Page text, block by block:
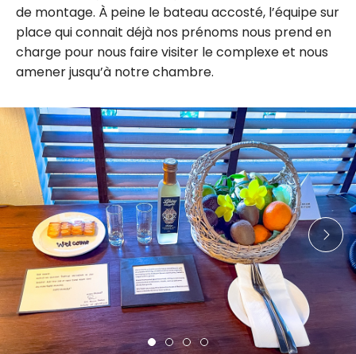
de montage. À peine le bateau accosté, l’équipe sur
place qui connait déjà nos prénoms nous prend en
charge pour nous faire visiter le complexe et nous
amener jusqu’à notre chambre.